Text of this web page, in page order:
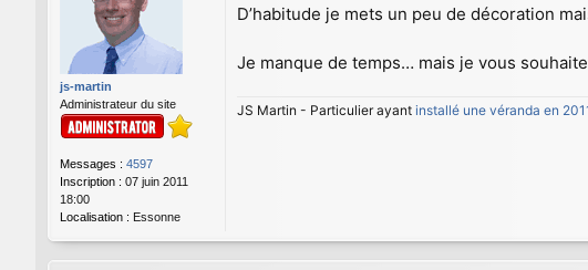
js-martin
Administrateur du site
Messages : 4597
Inscription : 07 juin 2011
18:00
Localisation : Essonne
s
g
D’habitude je mets un peu de décoration
Je manque de temps… mais je vous
JS Martin - Particulier ayant installé une véranda en